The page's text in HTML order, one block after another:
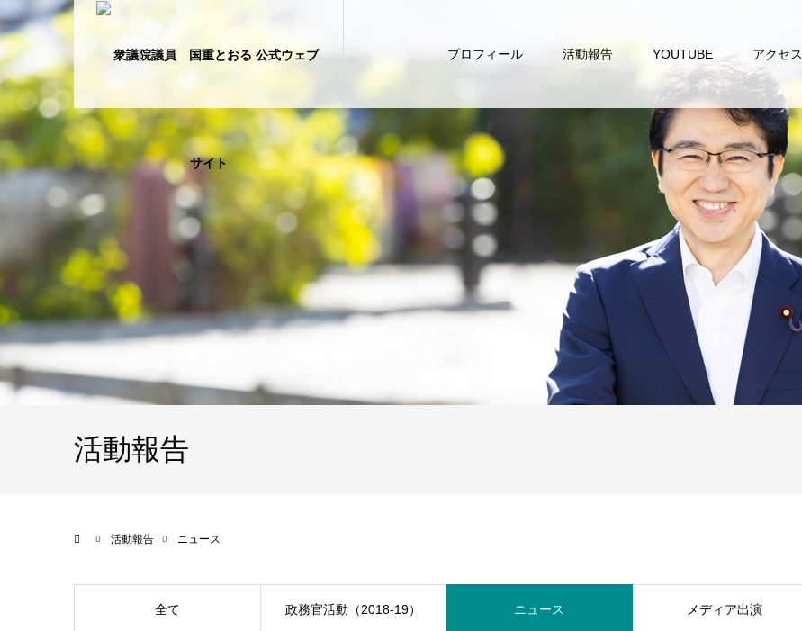
プロフィール 活動報告 YOUTUBE アクセス
活動報告
活動報告 ニュース
全て 政務官活動（2018-19） ニュース メディア出演